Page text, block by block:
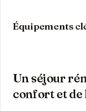
Équipements
Un séjour
confort et de